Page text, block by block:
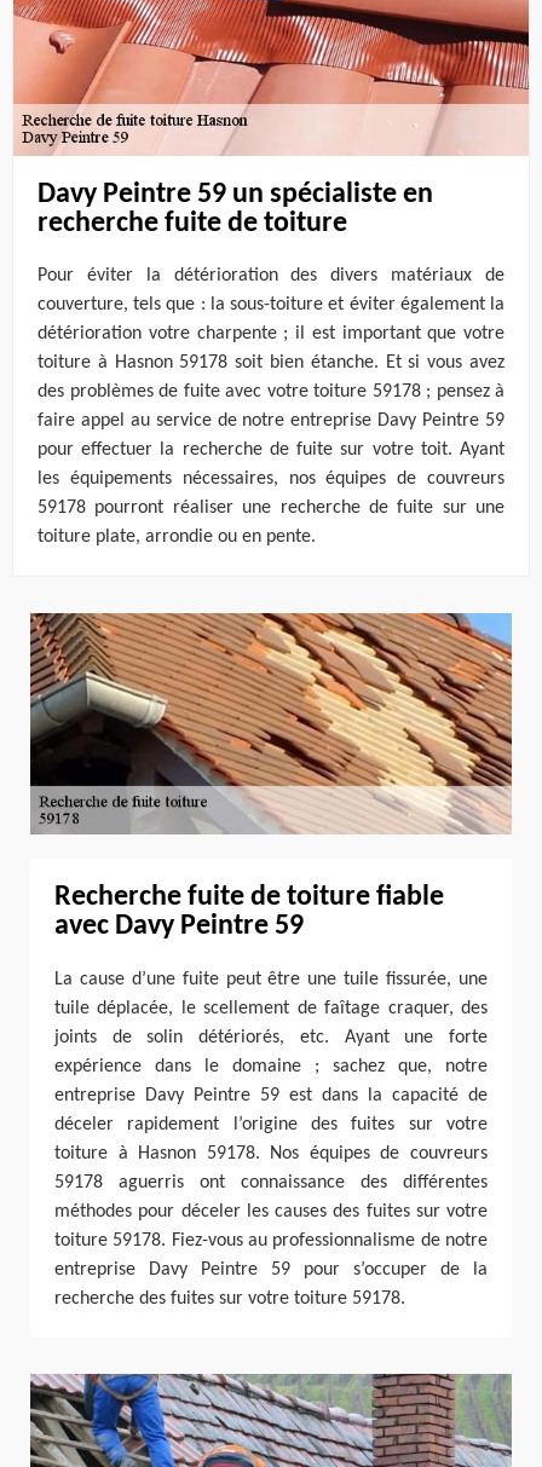
Davy Peintre 59 un spécialiste en
recherche fuite de toiture
Pour éviter la détérioration des divers matériaux de
couverture, tels que : la sous-toiture et éviter également la
détérioration votre charpente ; il est important que votre
toiture à Hasnon 59178 soit bien étanche. Et si vous avez
des problèmes de fuite avec votre toiture 59178 ; pensez à
faire appel au service de notre entreprise Davy Peintre 59
pour effectuer la recherche de fuite sur votre toit. Ayant
les équipements nécessaires, nos équipes de couvreurs
59178 pourront réaliser une recherche de fuite sur une
toiture plate, arrondie ou en pente.
Recherche fuite de toiture fiable
avec Davy Peintre 59
La cause d’une fuite peut être une tuile fissurée, une
tuile déplacée, le scellement de faîtage craquer, des
joints de solin détériorés, etc. Ayant une forte
expérience dans le domaine ; sachez que, notre
entreprise Davy Peintre 59 est dans la capacité de
déceler rapidement l’origine des fuites sur votre
toiture à Hasnon 59178. Nos équipes de couvreurs
59178 aguerris ont connaissance des différentes
méthodes pour déceler les causes des fuites sur votre
toiture 59178. Fiez-vous au professionnalisme de notre
entreprise Davy Peintre 59 pour s’occuper de la
recherche des fuites sur votre toiture 59178.